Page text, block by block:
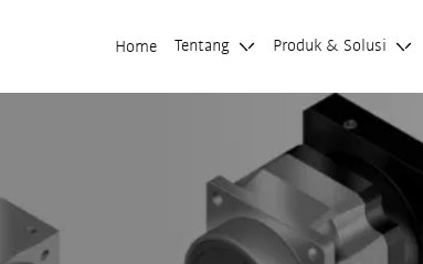
Home Tentang Produk & Solusi